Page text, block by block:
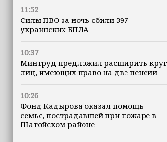
11:52
Силы ПВО за ночь сбили 397
украинских БПЛА
10:37
Минтруд предложил расширить круг
лиц, имеющих право на две пенсии
10:26
Фонд Кадырова оказал помощь
семье, пострадавшей при пожаре в
Шатойском районе